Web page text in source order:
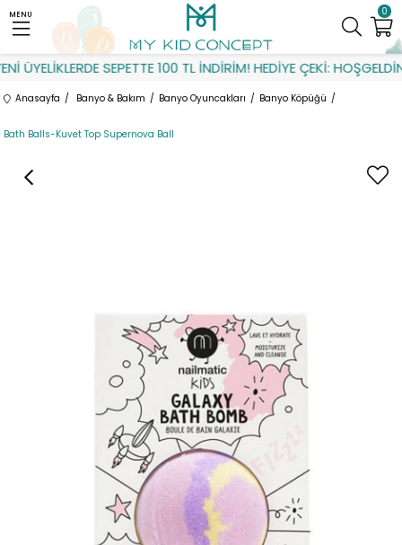
ÜYELİKLERDE SEPETTE 100 TL İNDİRİM! HEDİYE ÇEKİ: HOŞGELDİN
0
MENU
Anasayfa Banyo & Bakım Banyo Oyuncakları Banyo Köpüğü
Bath Balls-Kuvet Top Supernova Ball